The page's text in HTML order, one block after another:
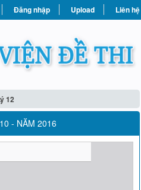
Đăng nhập Upload Liên hệ
12
- NĂM 2016